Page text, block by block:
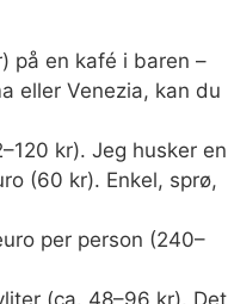
på en kafé i baren –
eller Venezia, kan du
kr). Jeg husker en
(60 kr). Enkel, sprø,
per person (240–